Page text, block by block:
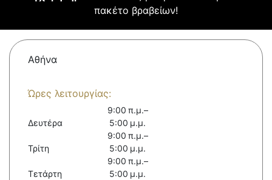
πακέτο βραβείων!
Αθήνα
Ώρες λειτουργίας:
Δευτέρα
9:00 π.μ.–
5:00 μ.μ.
Τρίτη
9:00 π.μ.–
5:00 μ.μ.
Τετάρτη
9:00 π.μ.–
5:00 μ.μ.